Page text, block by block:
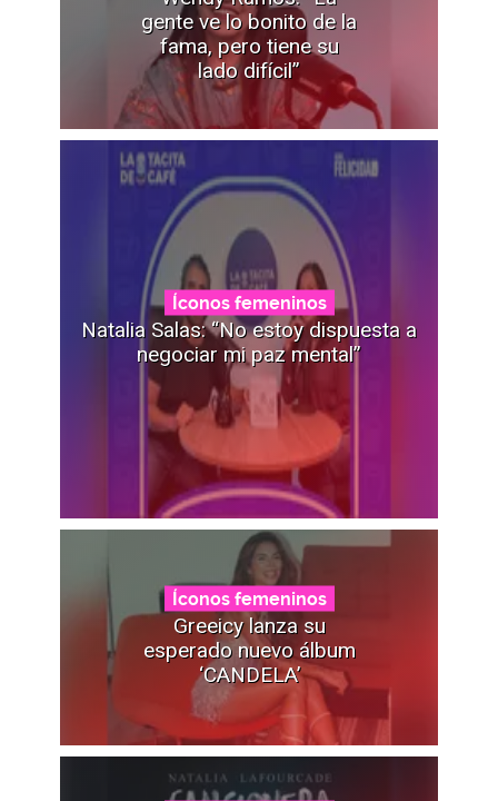
gente ve lo bonito de la
fama, pero tiene su
lado difícil”
Íconos femeninos
Natalia Salas: “No estoy dispuesta a
negociar mi paz mental”
Íconos femeninos
Greeicy lanza su
esperado nuevo álbum
‘CANDELA’